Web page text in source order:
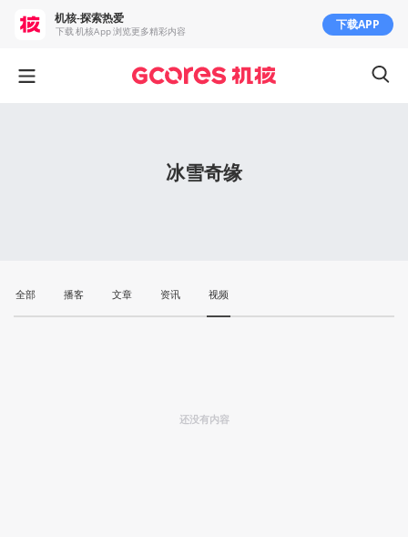
冰雪奇缘
全部 播客 文章 资讯 视频
还没有内容
机核-探索热爱
下载 机核App 浏览更多精彩内容 下载APP